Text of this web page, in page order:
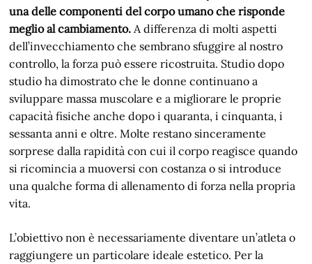
una delle componenti del corpo umano che risponde
meglio al cambiamento. A differenza di molti aspetti
dell’invecchiamento che sembrano sfuggire al nostro
controllo, la forza può essere ricostruita. Studio dopo
studio ha dimostrato che le donne continuano a
sviluppare massa muscolare e a migliorare le proprie
capacità fisiche anche dopo i quaranta, i cinquanta, i
sessanta anni e oltre. Molte restano sinceramente
sorprese dalla rapidità con cui il corpo reagisce quando
si ricomincia a muoversi con costanza o si introduce
una qualche forma di allenamento di forza nella propria
vita.
L’obiettivo non è necessariamente diventare un’atleta o
raggiungere un particolare ideale estetico. Per la